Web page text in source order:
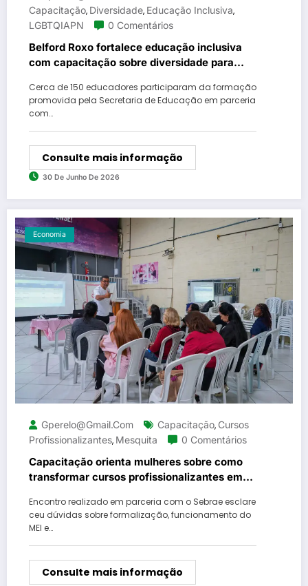
Capacitação, Diversidade, Educação Inclusiva,
LGBTQIAPN
0 Comentários
Belford Roxo fortalece educação inclusiva
com capacitação sobre diversidade para
Cerca de 150 educadores participaram da formação
promovida pela Secretaria de Educação em parceria
com…
Consulte mais informação
30 De Junho De 2026
Economia
Gperelo@gmail.com Capacitação, Cursos
Profissionalizantes, Mesquita 0 Comentários
Capacitação orienta mulheres sobre como
transformar cursos profissionalizantes em
Encontro realizado em parceria com o Sebrae esclare
ceu dúvidas sobre formalização, funcionamento do
MEI e…
Consulte mais informação